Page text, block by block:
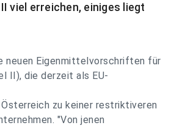
viel erreichen, einiges liegt
neuen Eigenmittelvorschriften für
II), die derzeit als EU-
zu keiner restriktiveren
"Von jenen